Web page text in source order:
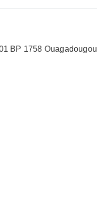
BP 1758 Ouagadougou